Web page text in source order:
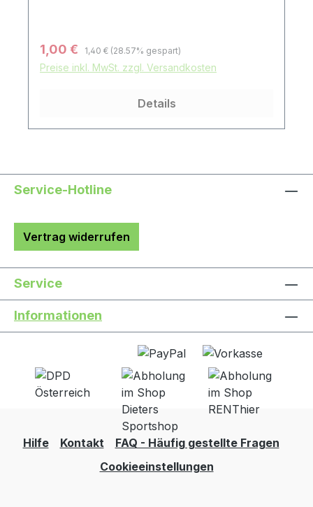
Verkaufspreis:
1,00 € Regulärer Preis:
1,40 € (28.57% gespart)
Preise inkl. MwSt. zzgl. Versandkosten
Details
Service-Hotline
Vertrag widerrufen
Service
Informationen
Hilfe Kontakt
FAQ - Häufig gestellte Fragen
Cookieeinstellungen